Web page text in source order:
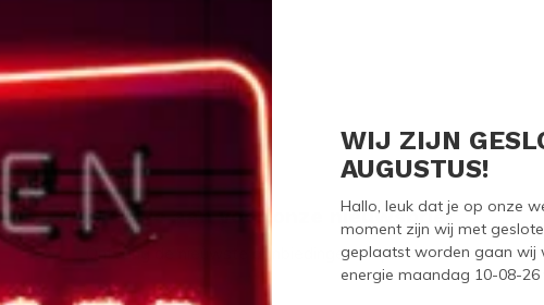
WIJ ZIJN
AUGUSTUS!
Hallo, leuk dat je op onze
moment zijn wij met
geplaatst worden gaan wij
energie maandag 10-08-26
Meld je aan voor onze nieuwsbrief
Ontvang de nieuwste aanbiedingen en promoties